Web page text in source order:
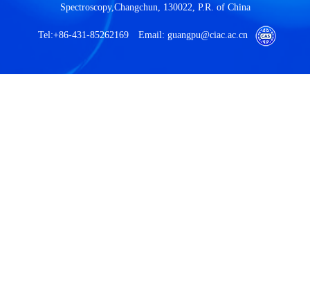
Spectroscopy,Changchun, 130022, P.R. of China
Tel:+86-431-85262169 Email: guangpu@ciac.ac.cn